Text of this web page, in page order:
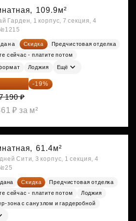
109.9м²
Гарден, 1 корпус, 7 секция, 4
Скидка
Предчистовая отделка
сейчас - платите потом
Лоджия Ещё
224 ₽ -19%
190 ₽
₽ за м²
61.4м²
Сити, 3 корпус, 1 секция, 4
Скидка
Предчистовая отделка
сейчас - платите потом
Лоджия
зона с санузлом и гардеробной